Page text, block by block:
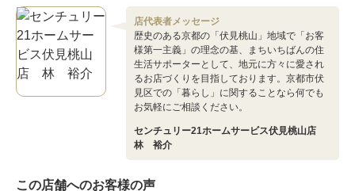
店代表者メッセージ
歴史のある京都の「伏見桃山」地域で「お客
様第一主義」の理念の基、まちいちばんの住
生活サポーターとして、地元に方々に愛され
るお店づくりを目指しております。京都市伏
見区での「暮らし」に関することなら何でも
お気軽にご相談ください。
センチュリー21ホームサービス伏見桃山店
林 裕介
この店舗へのお客様の声